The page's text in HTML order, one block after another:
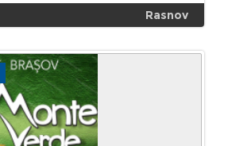
Rasnov